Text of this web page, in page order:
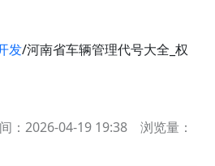
发/河南省车辆管理代号大全_权
：2026-04-19 19:38
浏览量：